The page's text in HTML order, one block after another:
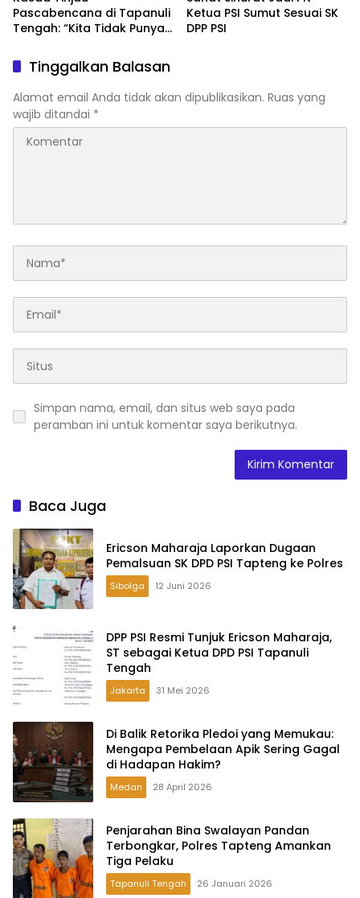
Pascabencana di Tapanuli
Tengah: “Kita Tidak Punya
Ketua PSI Sumut Sesuai SK
DPP PSI
Tinggalkan Balasan
Alamat email Anda tidak akan dipublikasikan. Ruas yang
wajib ditandai *
Simpan nama, email, dan situs web saya pada
peramban ini untuk komentar saya berikutnya.
Baca Juga
Ericson Maharaja Laporkan Dugaan
Pemalsuan SK DPD PSI Tapteng ke Polres
Sibolga 12 Juni 2026
DPP PSI Resmi Tunjuk Ericson Maharaja,
ST sebagai Ketua DPD PSI Tapanuli
Tengah
Jakarta 31 Mei 2026
Di Balik Retorika Pledoi yang Memukau:
Mengapa Pembelaan Apik Sering Gagal
di Hadapan Hakim?
Medan 28 April 2026
Penjarahan Bina Swalayan Pandan
Terbongkar, Polres Tapteng Amankan
Tiga Pelaku
Tapanuli Tengah 26 Januari 2026